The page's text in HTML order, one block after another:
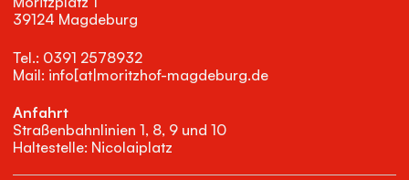
39124 Magdeburg
Tel.: 0391 2578932
Mail: info[at|moritzhof-magdeburg.de
Anfahrt
Straßenbahnlinien 1, 8, 9 und 10
Haltestelle: Nicolaiplatz